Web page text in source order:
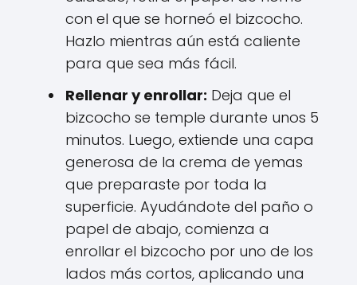
con el que se horneó el bizcocho.
Hazlo mientras aún está caliente
para que sea más fácil.
Rellenar y enrollar: Deja que el
bizcocho se temple durante unos 5
minutos. Luego, extiende una capa
generosa de la crema de yemas
que preparaste por toda la
superficie. Ayudándote del paño o
papel de abajo, comienza a
enrollar el bizcocho por uno de los
lados más cortos, aplicando una